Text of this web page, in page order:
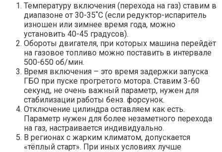
Температуру включения (перехода на газ) ставим в
диапазоне от 30-35˚C (если редуктор-испаритель
изношен или зимнее время года, можно
установить 40-45 градусов).
Обороты двигателя, при которых машина перейдёт
на газовое топливо можно поставить в интервале
500-650 об/мин.
Время включения – это время задержки запуска
ГБО при пуске прогретого мотора. Ставим 3-60
секунд, не очень важный параметр, нужен для
стабилизации работы бенз. форсунок.
Отключение цилиндра оставляем как есть.
Параметр нужен для более незаметного перехода
на газ, настраивается индивидуально.
В регионах с жарким климатом, допускается
«тёплый старт». При иных условиях лучше